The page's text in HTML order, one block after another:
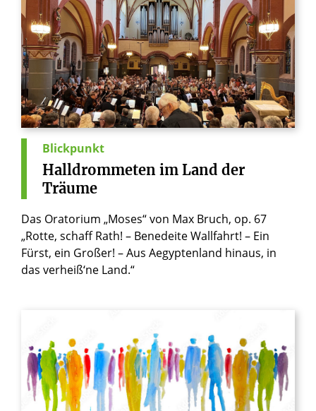
Blickpunkt
Halldrommeten im Land der
Träume
Das Oratorium „Moses“ von Max Bruch, op. 67
„Rotte, schaff Rath! – Benedeite Wallfahrt! – Ein
Fürst, ein Großer! – Aus Aegyptenland hinaus, in
das verheiß‘ne Land.“